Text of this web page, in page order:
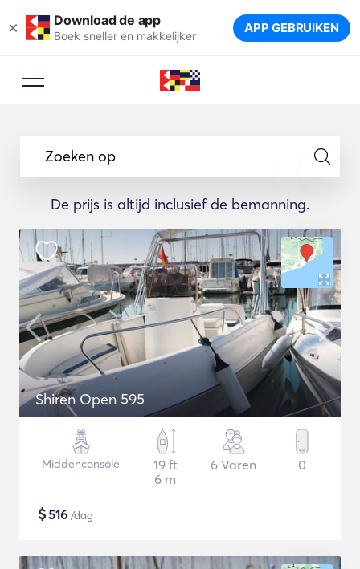
× Download de app
Boek sneller en makkelijker APP GEBRUIKEN
Zoeken op
De prijs is altijd inclusief de bemanning.
Shiren Open 595
Middenconsole
19 ft
6 m
6 Varen 0
$516 /dag